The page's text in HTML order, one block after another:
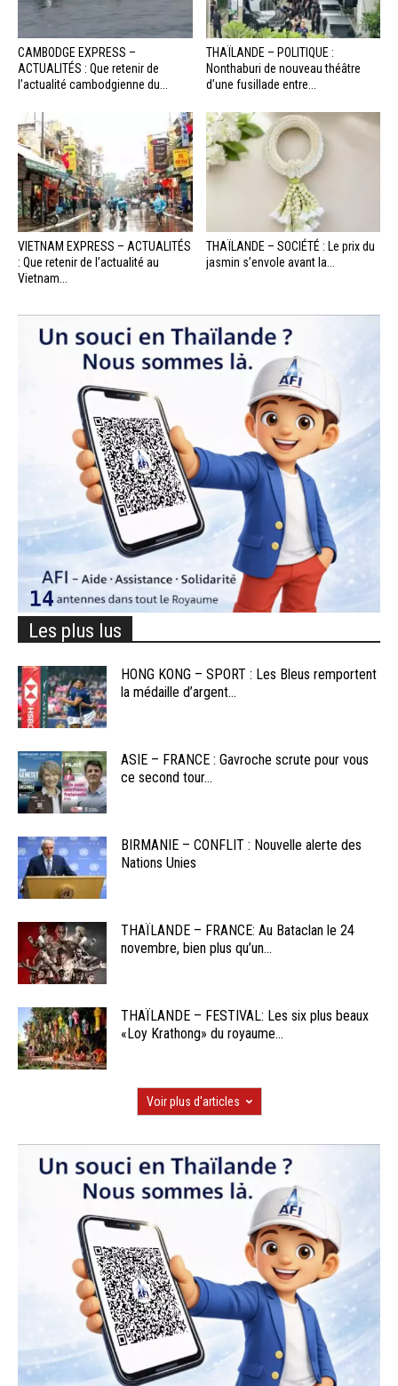
CAMBODGE EXPRESS –
ACTUALITÉS : Que retenir de
l’actualité cambodgienne du...
THAÏLANDE – POLITIQUE :
Nonthaburi de nouveau théâtre
d’une fusillade entre...
VIETNAM EXPRESS – ACTUALITÉS
: Que retenir de l’actualité au
Vietnam...
THAÏLANDE – SOCIÉTÉ : Le prix du
jasmin s’envole avant la...
Les plus lus
HONG KONG – SPORT : Les Bleus remportent
la médaille d’argent...
ASIE – FRANCE : Gavroche scrute pour vous
ce second tour...
BIRMANIE – CONFLIT : Nouvelle alerte des
Nations Unies
THAÏLANDE – FRANCE: Au Bataclan le 24
novembre, bien plus qu’un...
THAÏLANDE – FESTIVAL: Les six plus beaux
«Loy Krathong» du royaume...
Voir plus d'articles